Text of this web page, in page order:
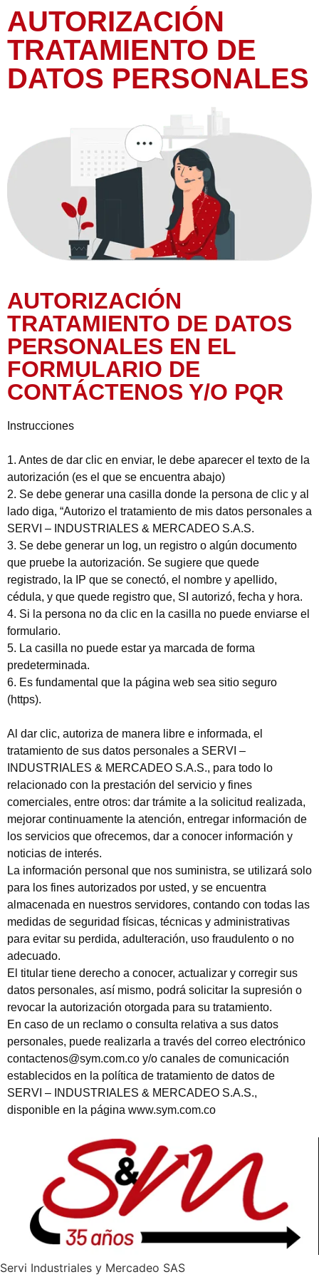
AUTORIZACIÓN
TRATAMIENTO DE
DATOS PERSONALES
AUTORIZACIÓN
TRATAMIENTO DE DATOS
PERSONALES EN EL
FORMULARIO DE
CONTÁCTENOS Y/O PQR
Instrucciones
1. Antes de dar clic en enviar, le debe aparecer el texto de la
autorización (es el que se encuentra abajo)
2. Se debe generar una casilla donde la persona de clic y al
lado diga, “Autorizo el tratamiento de mis datos personales a
SERVI – INDUSTRIALES & MERCADEO S.A.S.
3. Se debe generar un log, un registro o algún documento
que pruebe la autorización. Se sugiere que quede
registrado, la IP que se conectó, el nombre y apellido,
cédula, y que quede registro que, SI autorizó, fecha y hora.
4. Si la persona no da clic en la casilla no puede enviarse el
formulario.
5. La casilla no puede estar ya marcada de forma
predeterminada.
6. Es fundamental que la página web sea sitio seguro
(https).
Al dar clic, autoriza de manera libre e informada, el
tratamiento de sus datos personales a SERVI –
INDUSTRIALES & MERCADEO S.A.S., para todo lo
relacionado con la prestación del servicio y fines
comerciales, entre otros: dar trámite a la solicitud realizada,
mejorar continuamente la atención, entregar información de
los servicios que ofrecemos, dar a conocer información y
noticias de interés.
La información personal que nos suministra, se utilizará solo
para los fines autorizados por usted, y se encuentra
almacenada en nuestros servidores, contando con todas las
medidas de seguridad físicas, técnicas y administrativas
para evitar su perdida, adulteración, uso fraudulento o no
adecuado.
El titular tiene derecho a conocer, actualizar y corregir sus
datos personales, así mismo, podrá solicitar la supresión o
revocar la autorización otorgada para su tratamiento.
En caso de un reclamo o consulta relativa a sus datos
personales, puede realizarla a través del correo electrónico
contactenos@sym.com.co y/o canales de comunicación
establecidos en la política de tratamiento de datos de
SERVI – INDUSTRIALES & MERCADEO S.A.S.,
disponible en la página www.sym.com.co
Servi Industriales y Mercadeo SAS